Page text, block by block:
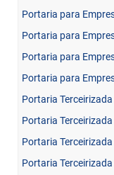
Portaria para
Portaria para
Portaria para
Portaria para
Portaria
Portaria
Portaria
Portaria